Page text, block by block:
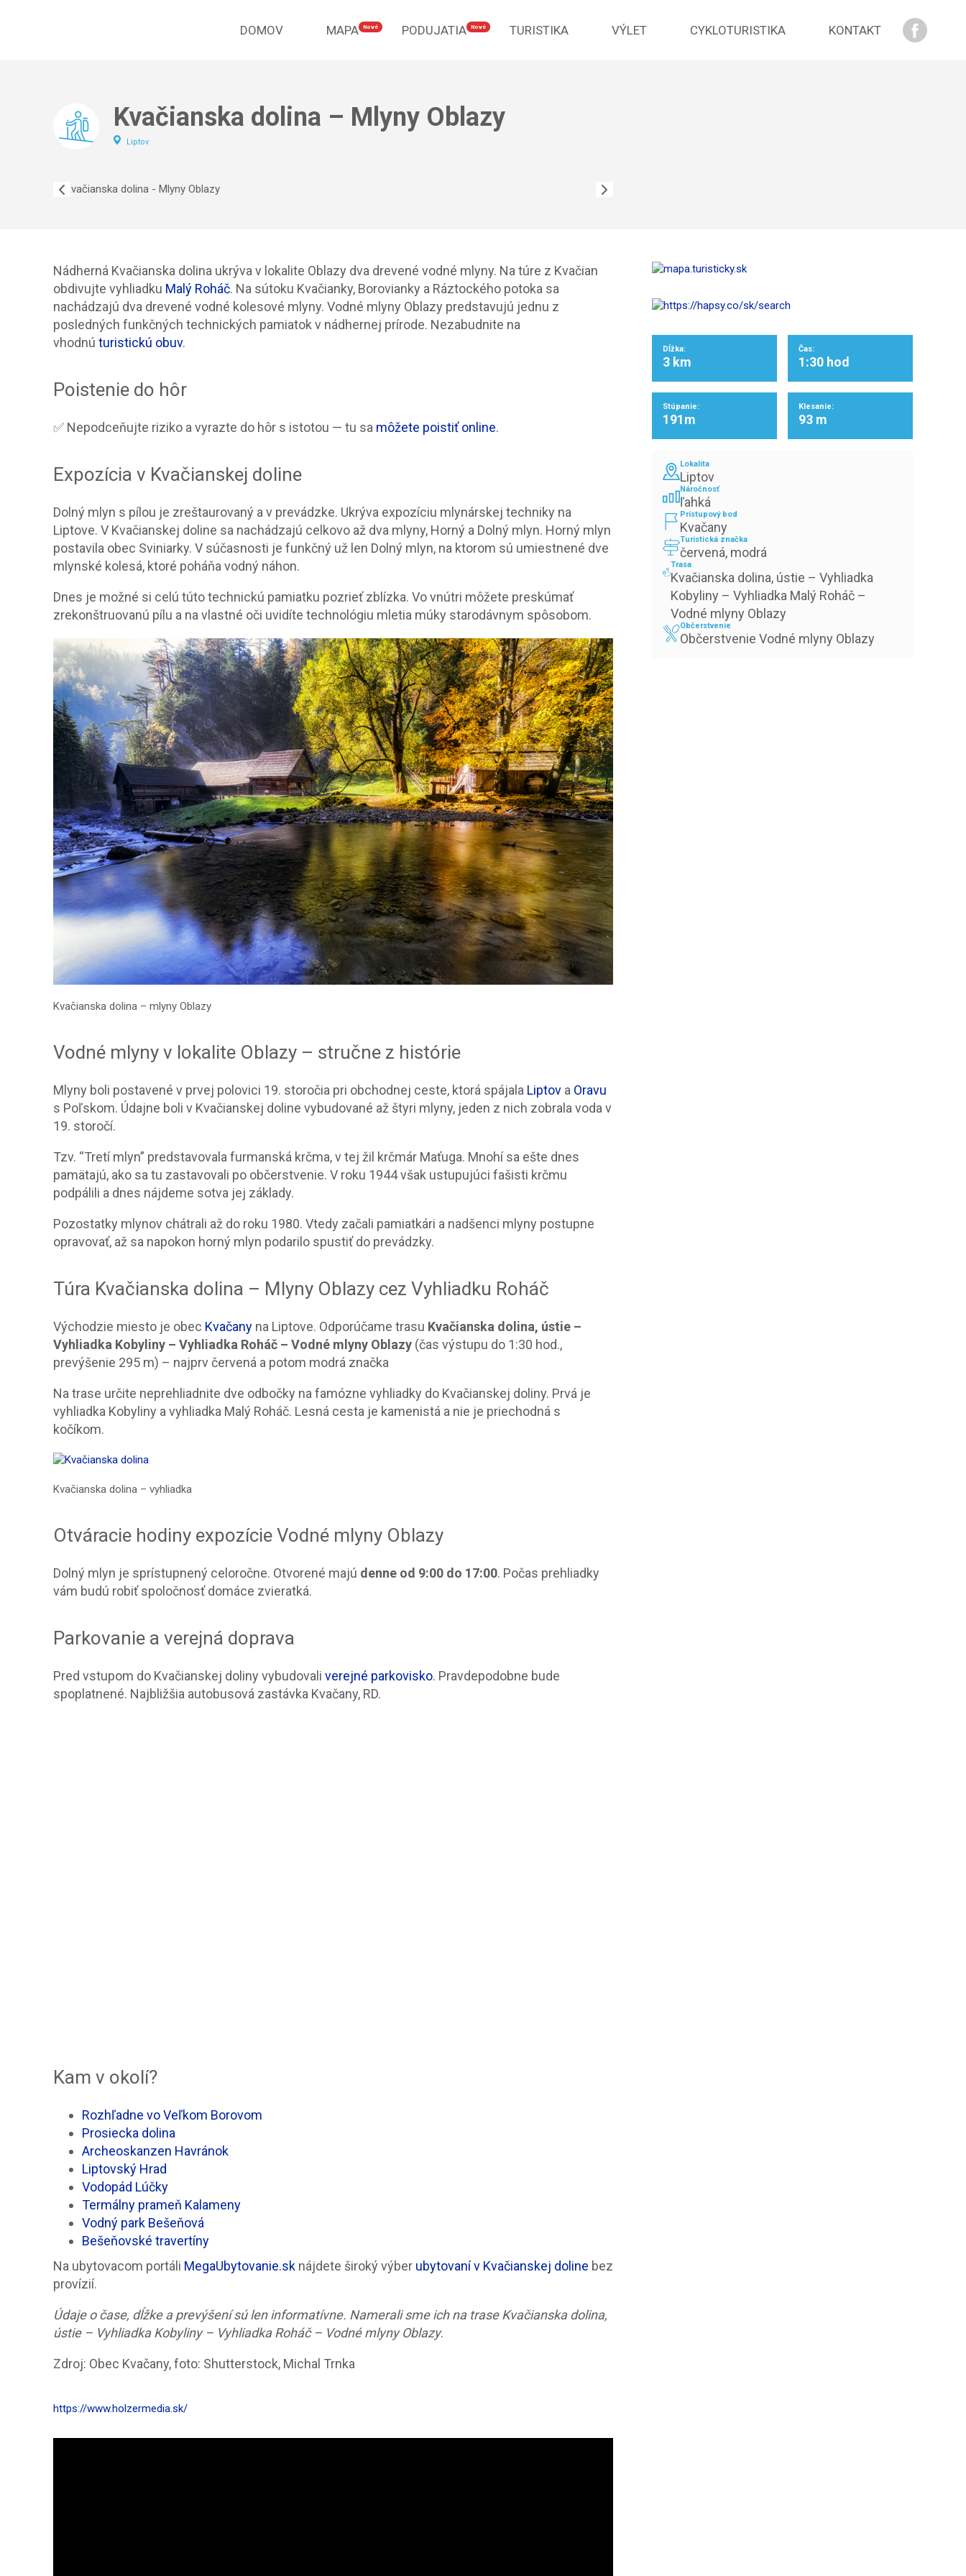
DOMOV MAPA Nové PODUJATIA Nové TURISTIKA VÝLET CYKLOTURISTIKA KONTAKT
Kvačianska dolina – Mlyny Oblazy
Liptov
Nádherná Kvačianska dolina ukrýva v lokalite Oblazy dva drevené vodné mlyny. Na túre z Kvačian
obdivujte vyhliadku Malý Roháč. Na sútoku Kvačianky, Borovianky a Ráztockého potoka sa
nachádzajú dva drevené vodné kolesové mlyny. Vodné mlyny Oblazy predstavujú jednu z
posledných funkčných technických pamiatok v nádhernej prírode. Nezabudnite na
vhodnú turistickú obuv.
Poistenie do hôr
✅ Nepodceňujte riziko a vyrazte do hôr s istotou — tu sa môžete poistiť online.
Expozícia v Kvačianskej doline
Dolný mlyn s pílou je zreštaurovaný a v prevádzke. Ukrýva expozíciu mlynárskej techniky na
Liptove. V Kvačianskej doline sa nachádzajú celkovo až dva mlyny, Horný a Dolný mlyn. Horný mlyn
postavila obec Sviniarky. V súčasnosti je funkčný už len Dolný mlyn, na ktorom sú umiestnené dve
mlynské kolesá, ktoré poháňa vodný náhon.
Dnes je možné si celú túto technickú pamiatku pozrieť zblízka. Vo vnútri môžete preskúmať
zrekonštruovanú pílu a na vlastné oči uvidíte technológiu mletia múky starodávnym spôsobom.
Kvačianska dolina – mlyny Oblazy
Vodné mlyny v lokalite Oblazy – stručne z histórie
Mlyny boli postavené v prvej polovici 19. storočia pri obchodnej ceste, ktorá spájala Liptov a Oravu
s Poľskom. Údajne boli v Kvačianskej doline vybudované až štyri mlyny, jeden z nich zobrala voda v
19. storočí.
Tzv. “Tretí mlyn” predstavovala furmanská krčma, v tej žil krčmár Maťuga. Mnohí sa ešte dnes
pamätajú, ako sa tu zastavovali po občerstvenie. V roku 1944 však ustupujúci fašisti krčmu
podpálili a dnes nájdeme sotva jej základy.
Pozostatky mlynov chátrali až do roku 1980. Vtedy začali pamiatkári a nadšenci mlyny postupne
opravovať, až sa napokon horný mlyn podarilo spustiť do prevádzky.
Túra Kvačianska dolina – Mlyny Oblazy cez Vyhliadku Roháč
Východzie miesto je obec Kvačany na Liptove. Odporúčame trasu Kvačianska dolina, ústie –
Vyhliadka Kobyliny – Vyhliadka Roháč – Vodné mlyny Oblazy (čas výstupu do 1:30 hod.,
prevýšenie 295 m) – najprv červená a potom modrá značka
Na trase určite neprehliadnite dve odbočky na famózne vyhliadky do Kvačianskej doliny. Prvá je
vyhliadka Kobyliny a vyhliadka Malý Roháč. Lesná cesta je kamenistá a nie je priechodná s
kočíkom.
Kvačianska dolina – vyhliadka
Otváracie hodiny expozície Vodné mlyny Oblazy
Dolný mlyn je sprístupnený celoročne. Otvorené majú denne od 9:00 do 17:00. Počas prehliadky
vám budú robiť spoločnosť domáce zvieratká.
Parkovanie a verejná doprava
Pred vstupom do Kvačianskej doliny vybudovali verejné parkovisko. Pravdepodobne bude
spoplatnené. Najbližšia autobusová zastávka Kvačany, RD.
Kam v okolí?
Rozhľadne vo Veľkom Borovom
Prosiecka dolina
Archeoskanzen Havránok
Liptovský Hrad
Vodopád Lúčky
Termálny prameň Kalameny
Vodný park Bešeňová
Bešeňovské travertíny
Na ubytovacom portáli MegaUbytovanie.sk nájdete široký výber ubytovaní v Kvačianskej doline bez
provízií.
Údaje o čase, dĺžke a prevýšení sú len informatívne. Namerali sme ich na trase Kvačianska dolina,
ústie – Vyhliadka Kobyliny – Vyhliadka Roháč – Vodné mlyny Oblazy.
Zdroj: Obec Kvačany, foto: Shutterstock, Michal Trnka
https://www.holzermedia.sk/
Dĺžka:
3 km
Čas:
1:30 hod
Stúpanie:
191m
Klesanie:
93 m
Lokalita
Liptov
Náročnosť
ľahká
Prístupový bod
Kvačany
Turistická značka
červená, modrá
Trasa
Kvačianska dolina, ústie – Vyhliadka
Kobyliny – Vyhliadka Malý Roháč –
Vodné mlyny Oblazy
Občerstvenie
Občerstvenie Vodné mlyny Oblazy